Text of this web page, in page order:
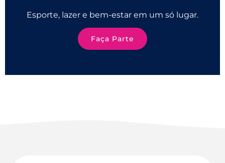
Esporte, lazer e bem-estar em um só lugar.
Faça Parte